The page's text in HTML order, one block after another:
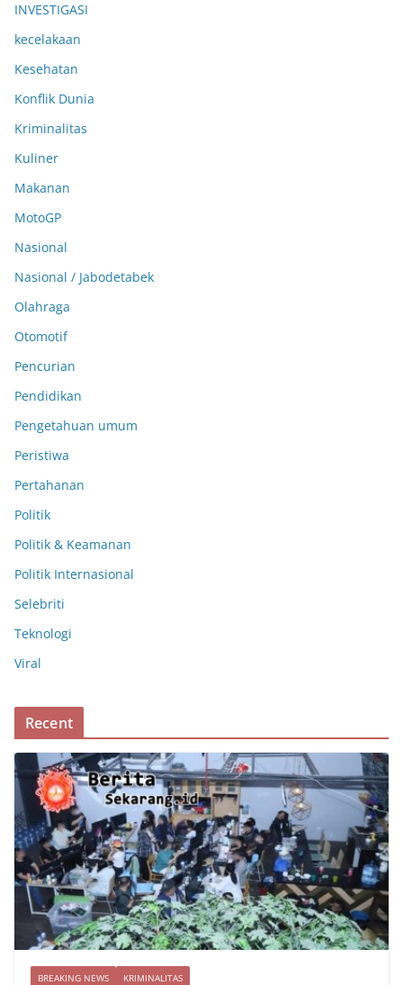
INVESTIGASI
kecelakaan
Kesehatan
Konflik Dunia
Kriminalitas
Kuliner
Makanan
MotoGP
Nasional
Nasional / Jabodetabek
Olahraga
Otomotif
Pencurian
Pendidikan
Pengetahuan umum
Peristiwa
Pertahanan
Politik
Politik & Keamanan
Politik Internasional
Selebriti
Teknologi
Viral
Recent
BREAKING NEWS KRIMINALITAS